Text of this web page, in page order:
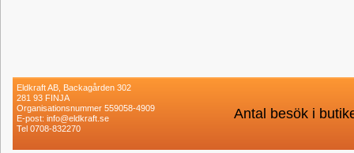
Eldkraft AB, Backagården 302
281 93 FINJA
Organisationsnummer 559058-4909
E-post: info@eldkraft.se
Tel 0708-832270
Antal besök i